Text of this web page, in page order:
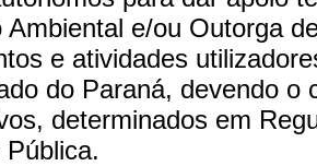
Ambiental e/ou Outorga
e atividades
do Paraná, devendo o
determinados em